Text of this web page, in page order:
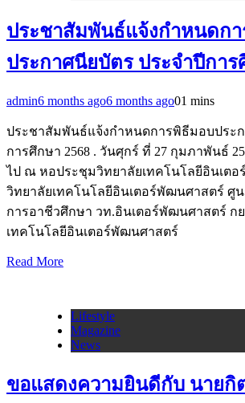
ประชาสัมพันธ์แจ้งกำหนดก
ประกาศนียบัตร ประจำปีการ
admin6 months ago6 months ago01 mins
ประชาสัมพันธ์แจ้งกำหนดการพิธีมอบประ
การศึกษา 2568 . วันศุกร์ ที่ 27 กุมภาพันธ์
ไป ณ หอประชุมวิทยาลัยเทคโนโลยีอินเต
วิทยาลัยเทคโนโลยีอินเตอร์พัฒนศาสตร์ ศู
การอาชีวศึกษา วท.อินเตอร์พัฒนศาสตร์ ก
เทคโนโลยีอินเตอร์พัฒนศาสตร์
Read More
Lifestyle
Magazine
News
ขอแสดงความยินดีกับ นายกิ